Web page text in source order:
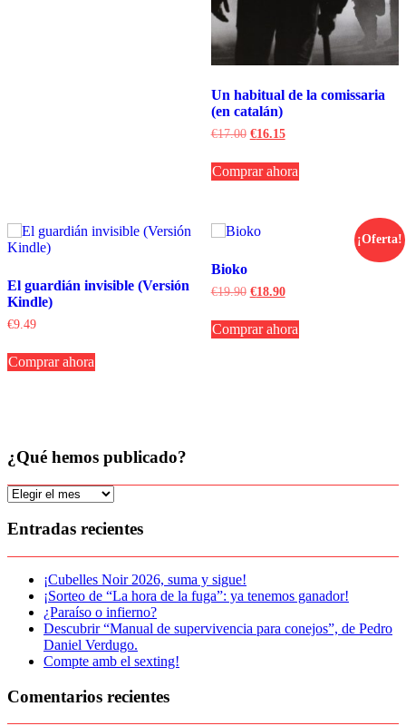
Un habitual de la comissaria
(en catalán)
€17.00 El
original
era:
€16.15El
actual
es:
Comprar ahora
El guardián invisible (Versión
Kindle)
€9.49
Comprar ahora
¡Oferta!
Bioko
€19.90 El
original
era:
€18.90El
actual
es:
Comprar ahora
¿Qué hemos publicado?
¿Qué
publicado?
Entradas recientes
¡Cubelles Noir 2026, suma y sigue!
¡Sorteo de “La hora de la fuga”: ya tenemos ganador!
¿Paraíso o infierno?
Descubrir “Manual de supervivencia para conejos”, de Pedro
Daniel Verdugo.
Compte amb el sexting!
Comentarios recientes